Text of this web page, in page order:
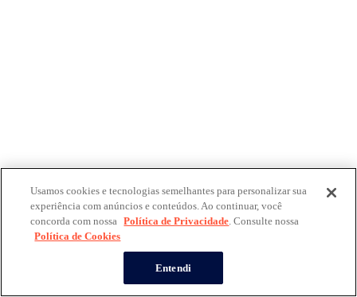
Usamos cookies e tecnologias semelhantes para personalizar sua
experiência com anúncios e conteúdos. Ao continuar, você
concorda com nossa Política de Privacidade. Consulte nossa
Política de Cookies
Entendi